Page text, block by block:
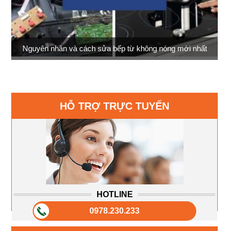
Nguyên nhân và cách sửa bếp từ không nóng mới nhất
HỖ TRỢ TRỰC TUYẾN
HOTLINE
0978.230.233